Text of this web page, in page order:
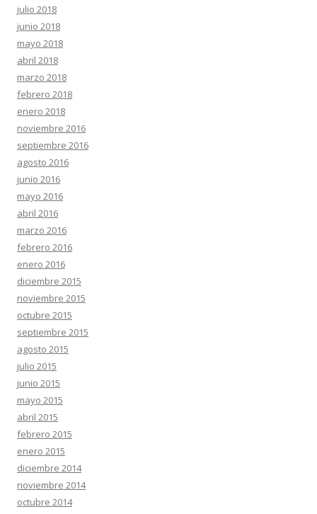
julio 2018
junio 2018
mayo 2018
abril 2018
marzo 2018
febrero 2018
enero 2018
noviembre 2016
septiembre 2016
agosto 2016
junio 2016
mayo 2016
abril 2016
marzo 2016
febrero 2016
enero 2016
diciembre 2015
noviembre 2015
octubre 2015
septiembre 2015
agosto 2015
julio 2015
junio 2015
mayo 2015
abril 2015
febrero 2015
enero 2015
diciembre 2014
noviembre 2014
octubre 2014